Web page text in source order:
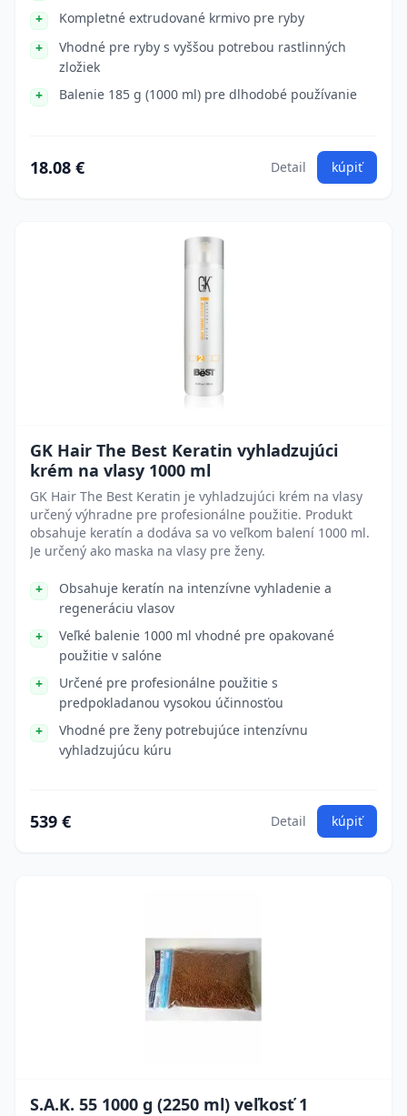
Kompletné extrudované krmivo pre ryby
Vhodné pre ryby s vyššou potrebou rastlinných
zložiek
Balenie 185 g (1000 ml) pre dlhodobé používanie
18.08 € Detail kúpiť
GK Hair The Best Keratin vyhladzujúci
krém na vlasy 1000 ml
GK Hair The Best Keratin je vyhladzujúci krém na vlasy
určený výhradne pre profesionálne použitie. Produkt
obsahuje keratín a dodáva sa vo veľkom balení 1000 ml.
Je určený ako maska na vlasy pre ženy.
Obsahuje keratín na intenzívne vyhladenie a
regeneráciu vlasov
Veľké balenie 1000 ml vhodné pre opakované
použitie v salóne
Určené pre profesionálne použitie s
predpokladanou vysokou účinnosťou
Vhodné pre ženy potrebujúce intenzívnu
vyhladzujúcu kúru
539 € Detail kúpiť
S.A.K. 55 1000 g (2250 ml) veľkosť 1